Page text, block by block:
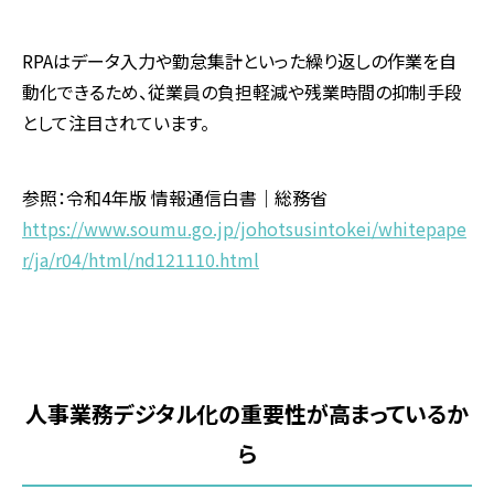
RPAはデータ入力や勤怠集計といった繰り返しの作業を自
動化できるため、従業員の負担軽減や残業時間の抑制手段
として注目されています。
参照：令和4年版 情報通信白書｜総務省
https://www.soumu.go.jp/johotsusintokei/whitepape
r/ja/r04/html/nd121110.html
人事業務デジタル化の重要性が高まっているか
ら